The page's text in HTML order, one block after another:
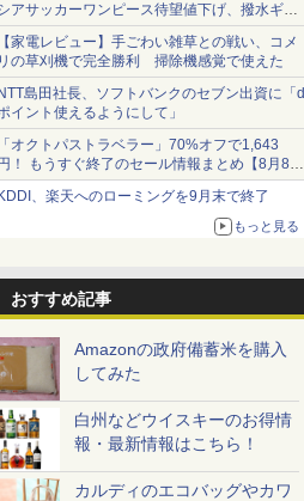
アサッカーワンピース待望値下げ、撥水ギア
ョーツは1990円に
家電レビュー】手ごわい雑草との戦い、コメ
の草刈機で完全勝利 掃除機感覚で使えた
島田社長、ソフトバンクのセブン出資に「d
イント使えるようにして」
オクトパストラベラー」70%オフで1,643
！ もうすぐ終了のセール情報まとめ【8月8日
新】
ンテンドーeショップでは「大神 絶景版」が
、楽天へのローミングを9月末で終了
もっと見る
おすすめ記事
Amazonの政府備蓄米を購入
してみた
白州などウイスキーのお得情
報・最新情報はこちら！
カルディのエコバッグやカワ